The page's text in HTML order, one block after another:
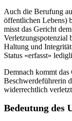
Auch die Berufung
öffentlichen Lebens)
misst das Gericht
Verletzungspotenzial
Haltung und
Status «erfasst»
Demnach kommt das
Beschwerdeführerin
widerrechtlich
Bedeutung des